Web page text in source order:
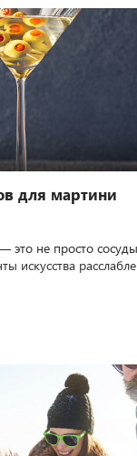
для мартини
это не просто
искусства